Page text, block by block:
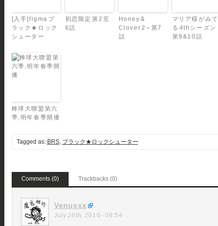
[入手]figma ブ
ラック★ロック
シューター
初恋限定 第2至
6話
Honey &
Clover 2 – 第7
話
マリア様がみて
る 4thシーズン
第9&10話
棒球大聯盟第六
季,明年春季開播
Tagged as: BRS, ブラック★ロックシューター
Comments (0) Trackbacks (0)
Venusxx
July 26th, 2010 - 08:54